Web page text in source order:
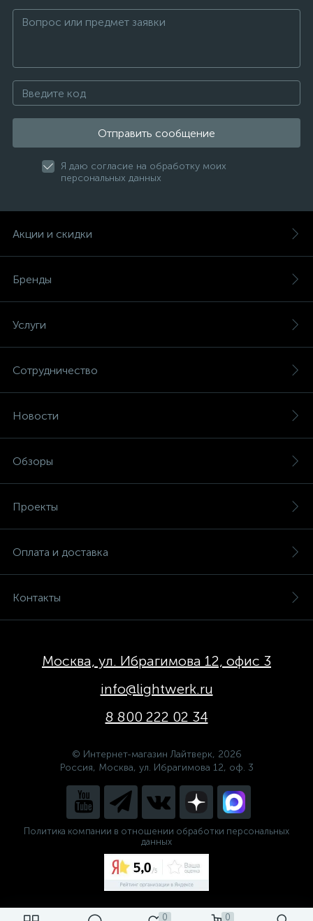
0 0
Отправить сообщение
Я даю согласие на обработку моих
персональных данных
Акции и скидки
Бренды
Услуги
Сотрудничество
Новости
Обзоры
Проекты
Оплата и доставка
Контакты
Москва, ул. Ибрагимова 12, офис 3
info@lightwerk.ru
8 800 222 02 34
© Интернет-магазин Лайтверк, 2026
Россия, Москва, ул. Ибрагимова 12, оф. 3
Политика компании в отношении обработки персональных
данных